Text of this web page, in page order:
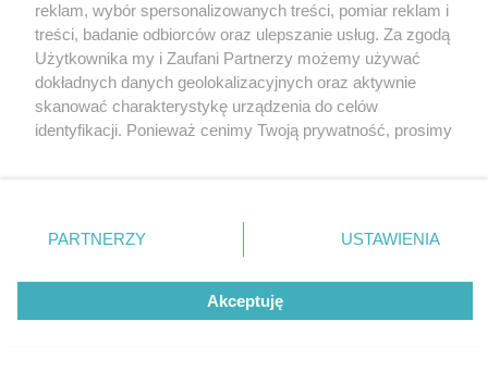
Nie zapomnij
zapoznać się z:
polityką prywatności regulamin korzystania z portali
Twojemiasto
Piekary Śląskie
Chorzów
Tarnowskie Góry
Gliwice
Skontakuj sięz nami
Kontakt
Wydawca
Redakcja
reklam, wybór spersonalizowanych treści, pomiar reklam i
treści, badanie odbiorców oraz ulepszanie usług. Za zgodą
Użytkownika my i Zaufani Partnerzy możemy używać
dokładnych danych geolokalizacyjnych oraz aktywnie
skanować charakterystykę urządzenia do celów
identyfikacji. Ponieważ cenimy Twoją prywatność, prosimy
prywatności znajdujący się w lewym dolnym rogu strony
. Niektóre rodzaje przetwarzania danych nie wymagają
zgody użytkownika, ale masz prawo sprzeciwić się
takiemu przetwarzaniu. Preferencje będą miały
zastosowania tylko na tej witrynie.
PARTNERZY USTAWIENIA
Akceptuję